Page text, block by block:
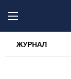
ЖУРНАЛ